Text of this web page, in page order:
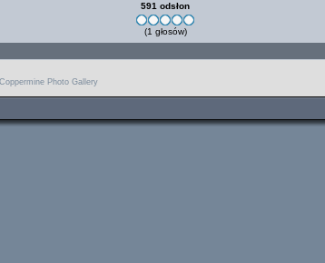
591 odsłon
(1 głosów)
Coppermine Photo Gallery